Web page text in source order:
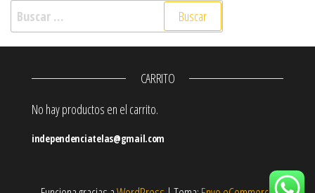
Buscar:
CARRITO
No hay productos en el carrito.
independenciatelas@gmail.com